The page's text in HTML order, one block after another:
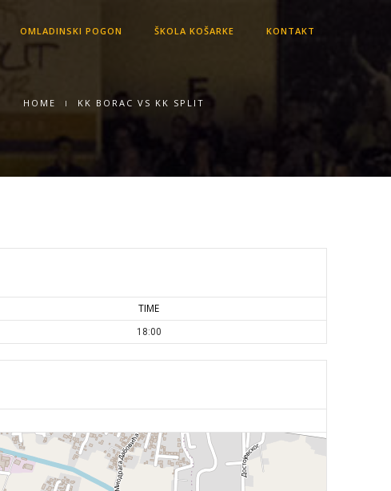
OMLADINSKI POGON ŠKOLA KOŠARKE KONTAKT
HOME KK BORAC VS KK SPLIT
TIME
18:00